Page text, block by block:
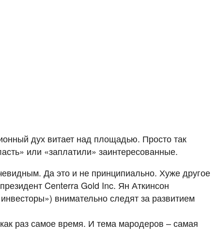
дух витает над площадью. Просто так
или «заплатили» заинтересованные.
Да это и не принципиально. Хуже другое
Centerra Gold Inc. Ян Аткинсон
внимательно следят за развитием
раз самое время. И тема мародеров – самая